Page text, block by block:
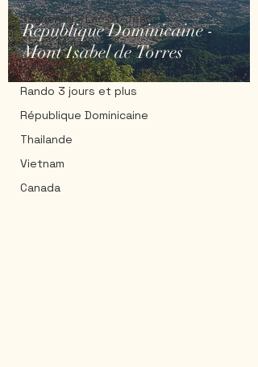
Saguenay - Lac St-Jean
Santa-Marta
Rando 1 ou 2 jours
Rando 3 jours et plus
République Dominicaine
Thailande
Vietnam
Canada
République Dominicaine -
Mont Isabel de Torres